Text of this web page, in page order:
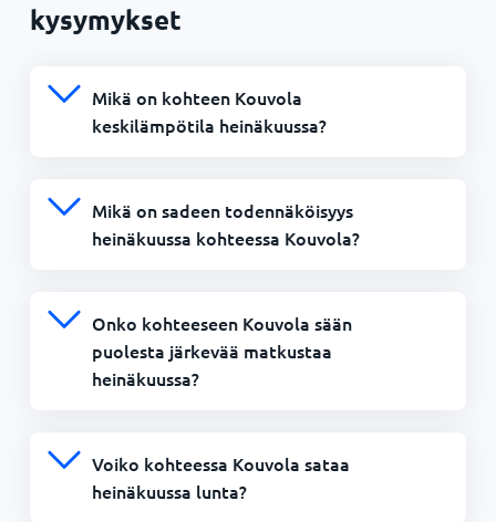
kysymykset
Mikä on kohteen Kouvola
keskilämpötila heinäkuussa?
Mikä on sadeen todennäköisyys
heinäkuussa kohteessa Kouvola?
Onko kohteeseen Kouvola sään
puolesta järkevää matkustaa
heinäkuussa?
Voiko kohteessa Kouvola sataa
heinäkuussa lunta?